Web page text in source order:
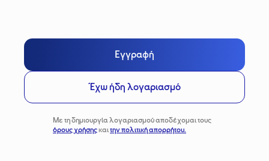
Εγγραφή
Έχω ήδη λογαριασμό
Με τη δημιουργία λογαριασμού αποδέχομαι τους
όρους χρήσηςκαιτην πολιτική απορρήτου.